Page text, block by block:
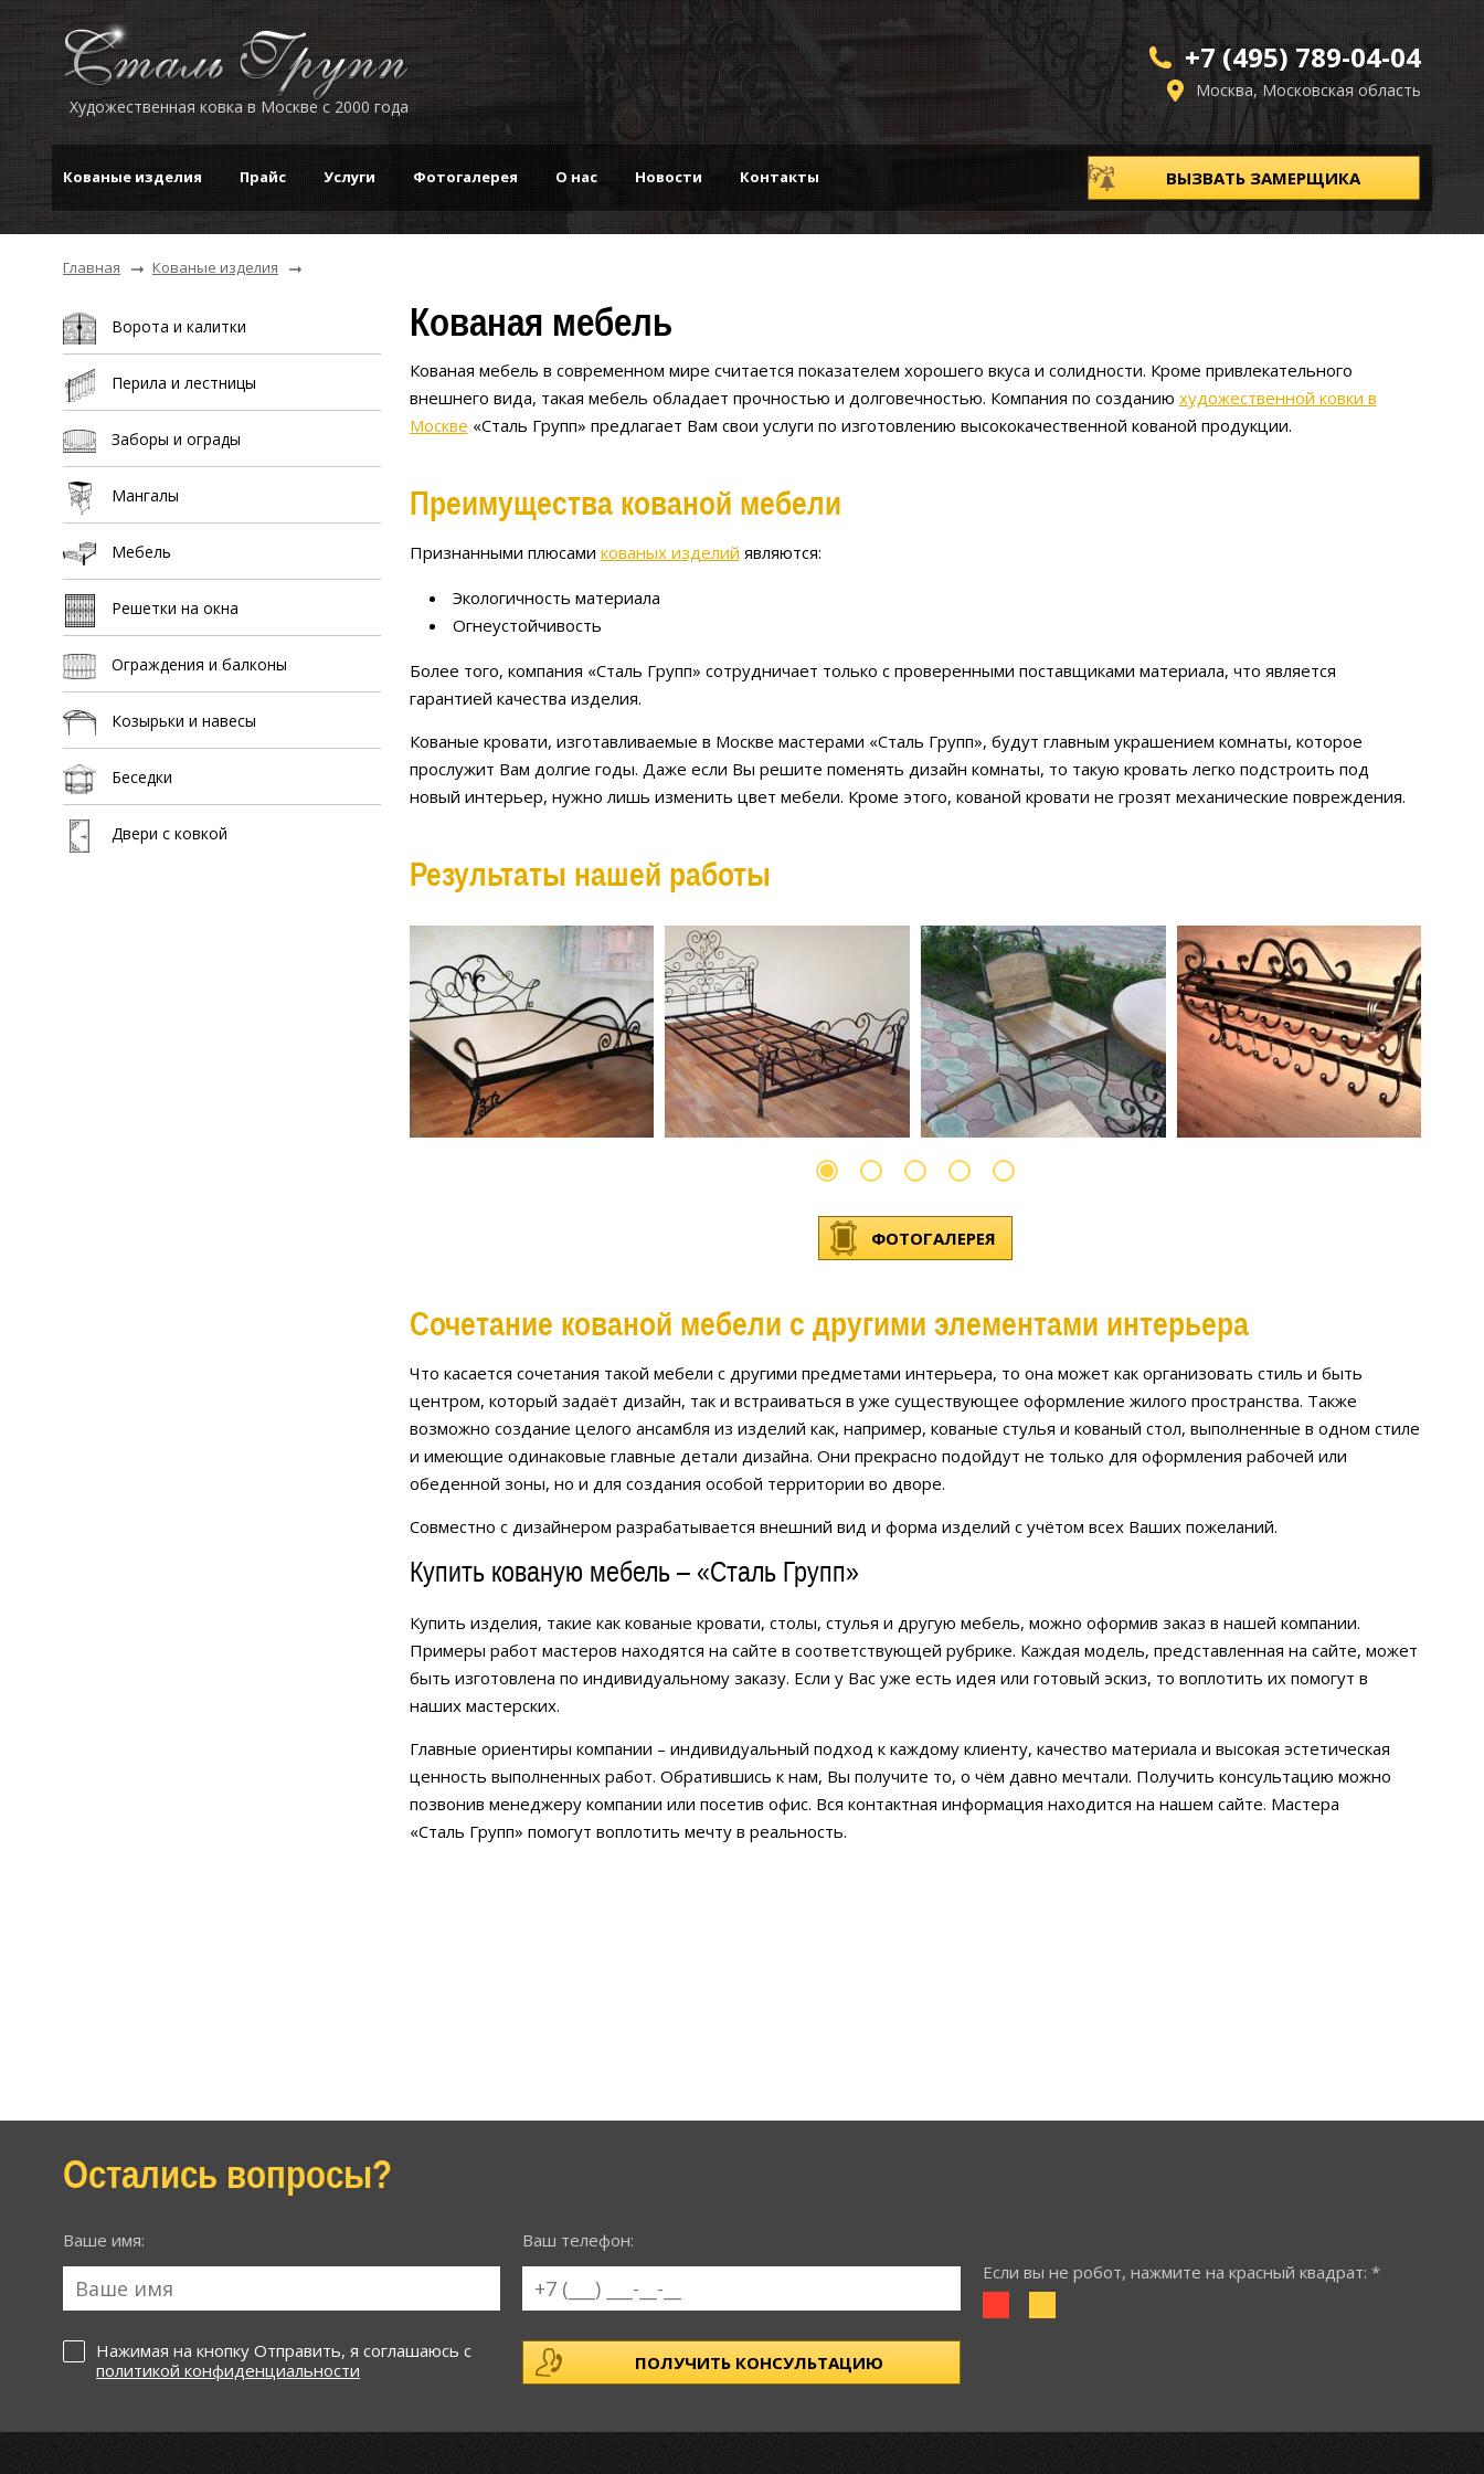
Художественная ковка в Москве с 2000 года
+7 (495) 789-04-04
Москва, Московская область
Кованые изделия Прайс Услуги Фотогалерея О нас Новости Контакты ВЫЗВАТЬ ЗАМЕРЩИКА
Главная Кованые изделия
Ворота и калитки
Перила и лестницы
Заборы и ограды
Мангалы
Мебель
Решетки на окна
Ограждения и балконы
Козырьки и навесы
Беседки
Двери с ковкой
Кованая мебель
Кованая мебель в современном мире считается показателем хорошего вкуса и солидности. Кроме привлекательного
внешнего вида, такая мебель обладает прочностью и долговечностью. Компания по созданию художественной ковки в
Москве «Сталь Групп» предлагает Вам свои услуги по изготовлению высококачественной кованой продукции.
Преимущества кованой мебели
Признанными плюсами кованых изделий являются:
Экологичность материала
Огнеустойчивость
Более того, компания «Сталь Групп» сотрудничает только с проверенными поставщиками материала, что является
гарантией качества изделия.
Кованые кровати, изготавливаемые в Москве мастерами «Сталь Групп», будут главным украшением комнаты, которое
прослужит Вам долгие годы. Даже если Вы решите поменять дизайн комнаты, то такую кровать легко подстроить под
новый интерьер, нужно лишь изменить цвет мебели. Кроме этого, кованой кровати не грозят механические повреждения.
Результаты нашей работы
ФОТОГАЛЕРЕЯ
Сочетание кованой мебели с другими элементами интерьера
Что касается сочетания такой мебели с другими предметами интерьера, то она может как организовать стиль и быть
центром, который задаёт дизайн, так и встраиваться в уже существующее оформление жилого пространства. Также
возможно создание целого ансамбля из изделий как, например, кованые стулья и кованый стол, выполненные в одном стиле
и имеющие одинаковые главные детали дизайна. Они прекрасно подойдут не только для оформления рабочей или
обеденной зоны, но и для создания особой территории во дворе.
Совместно с дизайнером разрабатывается внешний вид и форма изделий с учётом всех Ваших пожеланий.
Купить кованую мебель – «Сталь Групп»
Купить изделия, такие как кованые кровати, столы, стулья и другую мебель, можно оформив заказ в нашей компании.
Примеры работ мастеров находятся на сайте в соответствующей рубрике. Каждая модель, представленная на сайте, может
быть изготовлена по индивидуальному заказу. Если у Вас уже есть идея или готовый эскиз, то воплотить их помогут в
наших мастерских.
Главные ориентиры компании – индивидуальный подход к каждому клиенту, качество материала и высокая эстетическая
ценность выполненных работ. Обратившись к нам, Вы получите то, о чём давно мечтали. Получить консультацию можно
позвонив менеджеру компании или посетив офис. Вся контактная информация находится на нашем сайте. Мастера
«Сталь Групп» помогут воплотить мечту в реальность.
Остались вопросы?
Ваше имя:
Ваш телефон:
Если вы не робот, нажмите на красный квадрат: *
Нажимая на кнопку Отправить, я соглашаюсь с
политикой конфиденциальности